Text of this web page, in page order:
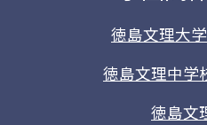
徳島文理大
徳島文理中学
徳島文